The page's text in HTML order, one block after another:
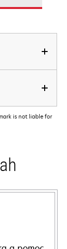
is not liable for